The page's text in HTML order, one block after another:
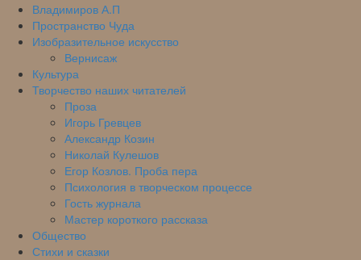
Владимиров А.П
Пространство Чуда
Изобразительное искусство
Вернисаж
Культура
Творчество наших читателей
Проза
Игорь Гревцев
Александр Козин
Николай Кулешов
Егор Козлов. Проба пера
Психология в творческом процессе
Гость журнала
Мастер короткого рассказа
Общество
Стихи и сказки